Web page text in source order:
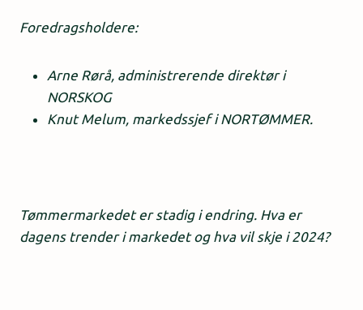
Foredragsholdere:
Arne Rørå, administrerende direktør i
NORSKOG
Knut Melum, markedssjef i NORTØMMER.
Tømmermarkedet er stadig i endring. Hva er
dagens trender i markedet og hva vil skje i 2024?